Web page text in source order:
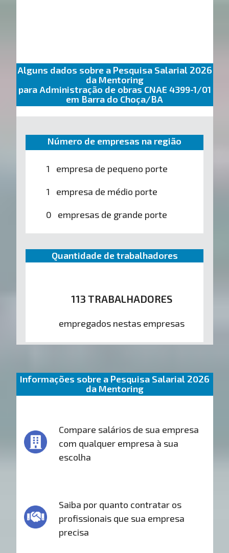
Alguns dados sobre a Pesquisa Salarial 2026
da Mentoring
para Administração de obras CNAE 4399-1/01
em Barra do Choça/BA
Número de empresas na região
1 empresa de pequeno porte
1 empresa de médio porte
0 empresas de grande porte
Quantidade de trabalhadores
113 TRABALHADORES
empregados nestas empresas
Informações sobre a Pesquisa Salarial 2026
da Mentoring
Compare salários de sua empresa
com qualquer empresa à sua
escolha
Saiba por quanto contratar os
profissionais que sua empresa
precisa